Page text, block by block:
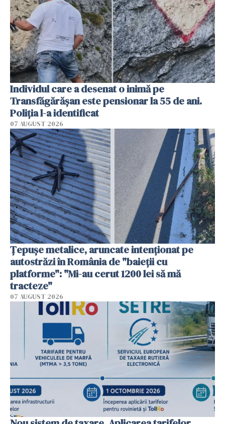
Individul care a desenat o inimă pe
Transfăgărășan este pensionar la 55 de ani.
Poliția l-a identificat
07 AUGUST 2026
Țepușe metalice, aruncate intenționat pe
autostrăzi în România de "baieții cu
platforme": "Mi-au cerut 1200 lei să mă
tracteze"
07 AUGUST 2026